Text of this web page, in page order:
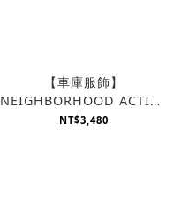
【車庫服飾】
NEIGHBORHOOD ACTIVE
GLOVE
NT$3,480